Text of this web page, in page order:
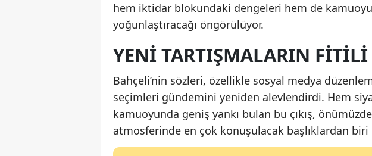
hem iktidar blokundaki dengeleri hem de
yoğunlaştıracağı öngörülüyor.
YENI TARTIŞMALARIN FITILI
Bahçeli’nin sözleri, özellikle sosyal medya
seçimleri gündemini yeniden alevlendirdi. Hem
kamuoyunda geniş yankı bulan bu çıkış,
atmosferinde en çok konuşulacak başlıklardan